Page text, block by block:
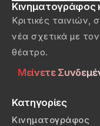
Κινηματογράφος
Κριτικές ταινιών,
νέα σχετικά με
θέατρο.
Μείνετε
Κατηγορίες
Κινηματογράφος